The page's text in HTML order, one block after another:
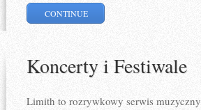
CONTINUE
Koncerty i Festiwale
Limith to rozrywkowy serwis